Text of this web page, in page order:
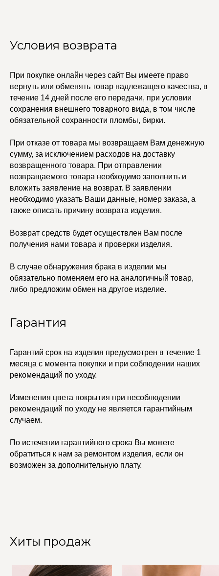
Условия возврата
При покупке онлайн через сайт Вы имеете право
вернуть или обменять товар надлежащего качества, в
течение 14 дней после его передачи, при условии
сохранения внешнего товарного вида, в том числе
обязательной сохранности пломбы, бирки.
При отказе от товара мы возвращаем Вам денежную
сумму, за исключением расходов на доставку
возвращенного товара. При отправлении
возвращаемого товара необходимо заполнить и
вложить заявление на возврат. В заявлении
необходимо указать Ваши данные, номер заказа, а
также описать причину возврата изделия.
Возврат средств будет осуществлен Вам после
получения нами товара и проверки изделия.
В случае обнаружения брака в изделии мы
обязательно поменяем его на аналогичный товар,
либо предложим обмен на другое изделие.
Гарантия
Гарантий срок на изделия предусмотрен в течение 1
месяца с момента покупки и при соблюдении наших
рекомендаций по уходу.
Изменения цвета покрытия при несоблюдении
рекомендаций по уходу не является гарантийным
случаем.
По истечении гарантийного срока Вы можете
обратиться к нам за ремонтом изделия, если он
возможен за дополнительную плату.
Хиты продаж
+7 (965) 622-73-33
В ПОДАРОК
Доставка и оплата
Возврат и гарантия
КАТАЛОГ
Бодичейны
УСЛУГИ
Стилист на связи
Политика
ПОКУПАТЕЛЯМ
Браслеты
Колье
Каффы
Ремни
Серьги
Чокеры
Изделия на заказ
Упаковка
Сертификаты
Трансформеры
Регистрация